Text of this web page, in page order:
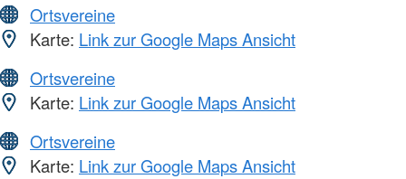
Ortsvereine
Karte: Link zur Google Maps Ansicht
Ortsvereine
Karte: Link zur Google Maps Ansicht
Ortsvereine
Karte: Link zur Google Maps Ansicht